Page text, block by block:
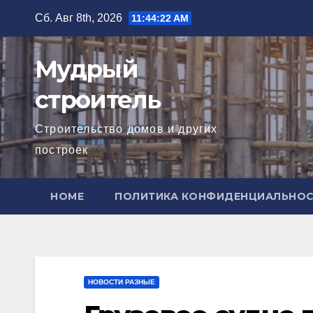
содержимому
Сб. Авг 8th, 2026 11:44:23 AM
Мудрый
строитель
Строительство домов и других
построек
HOME ПОЛИТИКА
НОВОСТИ РАЗНЫЕ